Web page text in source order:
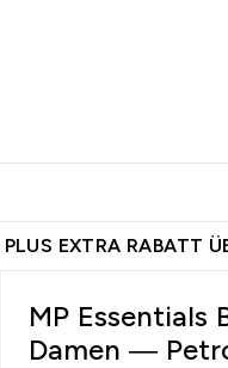
EXTRA RABATT
MP Essentials
Damen —